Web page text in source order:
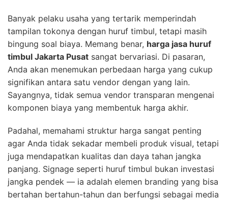
Banyak pelaku usaha yang tertarik memperindah
tampilan tokonya dengan huruf timbul, tetapi masih
bingung soal biaya. Memang benar, harga jasa huruf
timbul Jakarta Pusat sangat bervariasi. Di pasaran,
Anda akan menemukan perbedaan harga yang cukup
signifikan antara satu vendor dengan yang lain.
Sayangnya, tidak semua vendor transparan mengenai
komponen biaya yang membentuk harga akhir.
Padahal, memahami struktur harga sangat penting
agar Anda tidak sekadar membeli produk visual, tetapi
juga mendapatkan kualitas dan daya tahan jangka
panjang. Signage seperti huruf timbul bukan investasi
jangka pendek — ia adalah elemen branding yang bisa
bertahan bertahun-tahun dan berfungsi sebagai media